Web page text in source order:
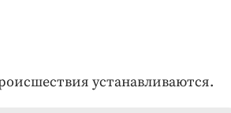
устанавливаются.